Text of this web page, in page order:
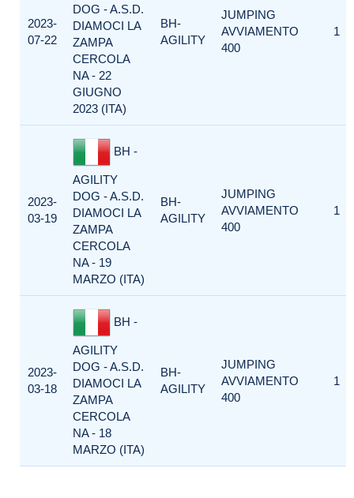
2023-
07-22
DOG - A.S.D.
DIAMOCI LA
ZAMPA
CERCOLA
NA - 22
GIUGNO
2023 (ITA)
BH-
AGILITY
JUMPING
AVVIAMENTO
400
1
2023-
03-19
BH -
AGILITY
DOG - A.S.D.
DIAMOCI LA
ZAMPA
CERCOLA
NA - 19
MARZO (ITA)
BH-
AGILITY
JUMPING
AVVIAMENTO
400
1
2023-
03-18
BH -
AGILITY
DOG - A.S.D.
DIAMOCI LA
ZAMPA
CERCOLA
NA - 18
MARZO (ITA)
BH-
AGILITY
JUMPING
AVVIAMENTO
400
1